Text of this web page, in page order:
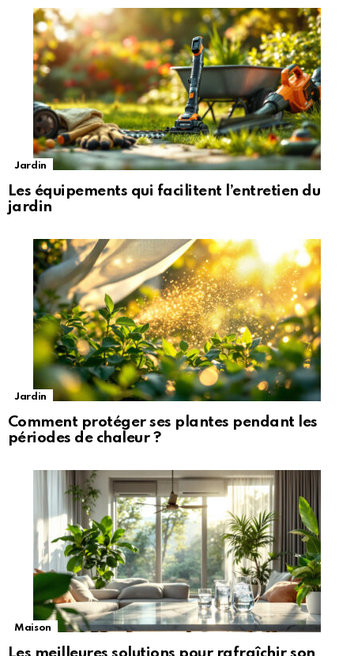
Jardin
Les équipements qui facilitent l’entretien du
jardin
Jardin
Comment protéger ses plantes pendant les
périodes de chaleur ?
Maison